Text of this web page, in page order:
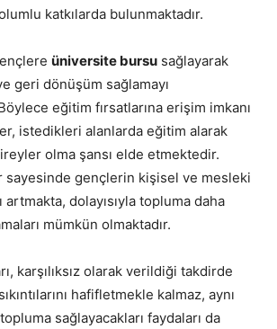
katkılarda bulunmaktadır.
üniversite bursu sağlayarak
geri dönüşüm sağlamayı
eğitim fırsatlarına erişim imkanı
istedikleri alanlarda eğitim alarak
olma şansı elde etmektedir.
sayesinde gençlerin kişisel ve mesleki
dolayısıyla topluma daha
mümkün olmaktadır.
karşılıksız olarak verildiği takdirde
hafifletmekle kalmaz, aynı
sağlayacakları faydaları da